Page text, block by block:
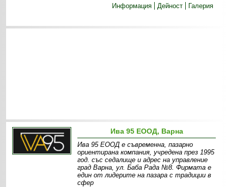
Информация
Дейност Галерия
Ива 95 ЕООД, Варна
Ива 95 ЕООД е съвременна, пазарно
ориентирана компания, учредена през 1995
год. със седалище и адрес на управление
град Варна, ул. Баба Рада №8. Фирмата е
един от лидерите на пазара с традиции в
сфер